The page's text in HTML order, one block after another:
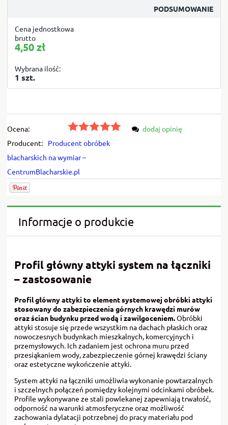
PODSUMOWANIE
Cena jednostkowa
brutto
4,50 zł
Wybrana ilość:
1 szt.
Ocena:
Producent:
Producent obróbek
blacharskich na wymiar –
CentrumBlacharskie.pl
dodaj opinię
Informacje o produkcie
Profil główny attyki system na łączniki
– zastosowanie
Profil główny attyki to element systemowej obróbki attyki
stosowany do zabezpieczenia górnych krawędzi murów
oraz ścian budynku przed wodą i zawilgoceniem.Obróbki
attyki stosuje się przede wszystkim na dachach płaskich oraz
nowoczesnych budynkach mieszkalnych, komercyjnych i
przemysłowych. Ich zadaniem jest ochrona muru przed
przesiąkaniem wody, zabezpieczenie górnej krawędzi ściany
oraz estetyczne wykończenie attyki.
System attyki na łączniki umożliwia wykonanie powtarzalnych
i szczelnych połączeń pomiędzy kolejnymi odcinkami obróbek.
Profile wykonywane ze stali powlekanej zapewniają trwałość,
odporność na warunki atmosferyczne oraz możliwość
zachowania dylatacji potrzebnej do pracy materiału pod